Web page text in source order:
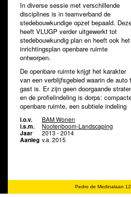
In diverse sessie met verschillende
disciplines is in teamverband de
stedebouwkundige opzet bepaald.
heeft VLUGP verder uitgewerkt tot
stedebouwkundig plan en heeft ook het
inrichtingsplan openbare ruimte
ontworpen.
De openbare ruimte krijgt het karakter
van een verblijfsgebied waarin de auto
gast is. Er zijn geen doorgaande
en de profielindeling is dorps:
openbare ruimte, een subtiele indeling
auto’s, parkeren en voetgangers. De
woningen zijn gegroepeerd rondom
onderling afwijkende dwarsverbindingen
i.o.v. BAM Wonen
i.s.m. Nootenboom-Landscaping
Jaar 2013 - 2014
Aanleg v.a. 2015
Pedro de Medinalaan